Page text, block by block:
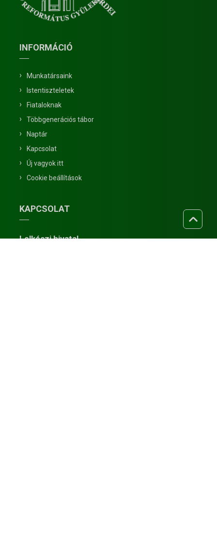
INFORMÁCIÓ
Munkatársaink
Istentiszteletek
Fiataloknak
Többgenerációs tábor
Naptár
Kapcsolat
Új vagyok itt
Cookie beállítások
KAPCSOLAT
Lelkészi hivatal